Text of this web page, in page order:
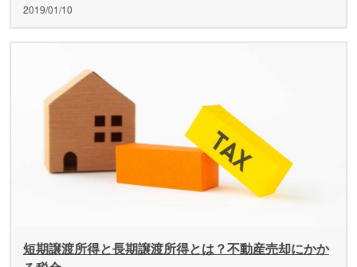
2019/01/10
短期譲渡所得と長期譲渡所得とは？不動産売却にかか